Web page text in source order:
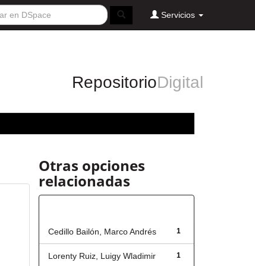
Servicios
RepositorioDigital
Otras opciones
relacionadas
1
Cedillo Bailón, Marco Andrés
1
Lorenty Ruiz, Luigy Wladimir